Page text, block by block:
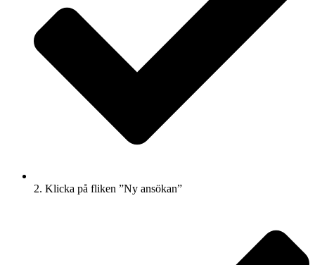
2. Klicka på fliken ”Ny ansökan”